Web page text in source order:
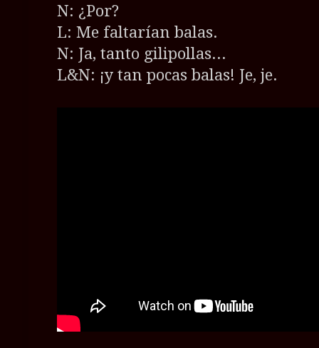
N: ¿Por?
L: Me faltarían balas.
N: Ja, tanto gilipollas...
L&N: ¡y tan pocas balas! Je, je.